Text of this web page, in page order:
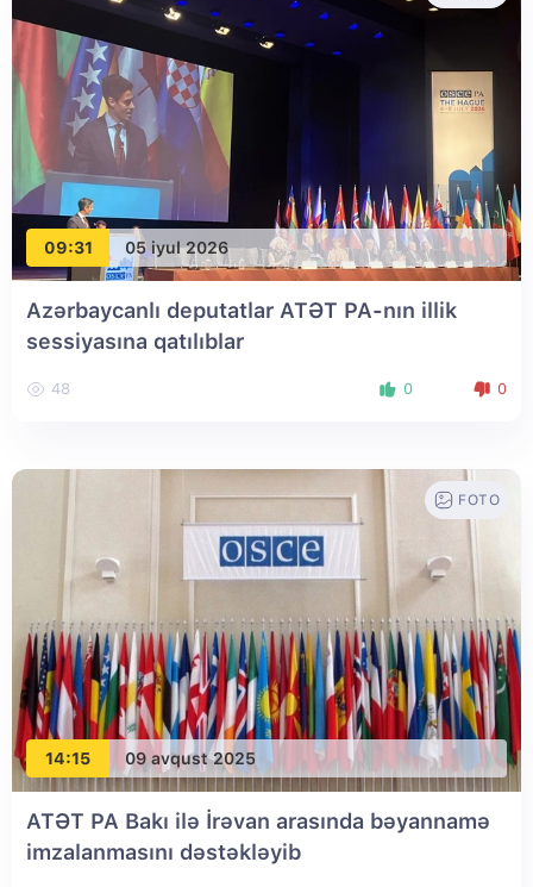
09:31 05 iyul 2026
Azərbaycanlı deputatlar ATƏT PA-nın illik
sessiyasına qatılıblar
48 0 0
14:15 09 avqust 2025
FOTO
ATƏT PA Bakı ilə İrəvan arasında bəyannamə
imzalanmasını dəstəkləyib